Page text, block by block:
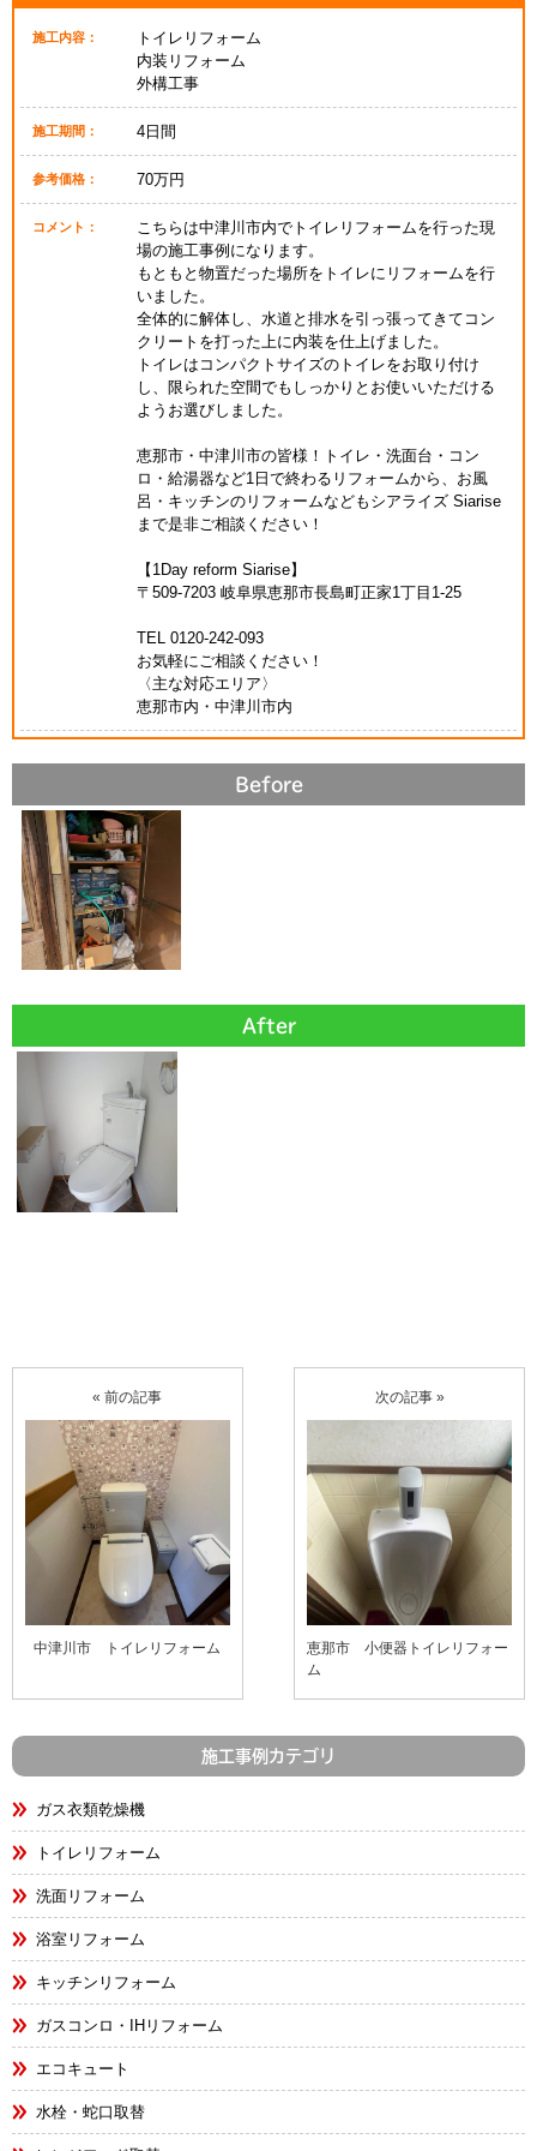
施工内容：
トイレリフォーム
内装リフォーム
外構工事
施工期間： 4日間
参考価格： 70万円
コメント：
こちらは中津川市内でトイレリフォームを行った現
場の施工事例になります。
もともと物置だった場所をトイレにリフォームを行
いました。
全体的に解体し、水道と排水を引っ張ってきてコン
クリートを打った上に内装を仕上げました。
トイレはコンパクトサイズのトイレをお取り付け
し、限られた空間でもしっかりとお使いいただける
ようお選びしました。
恵那市・中津川市の皆様！トイレ・洗面台・コン
ロ・給湯器など1日で終わるリフォームから、お風
呂・キッチンのリフォームなどもシアライズ Siarise
まで是非ご相談ください！
【1Day reform Siarise】
〒509-7203 岐阜県恵那市長島町正家1丁目1-25
TEL 0120-242-093
お気軽にご相談ください！
〈主な対応エリア〉
恵那市内・中津川市内
Before
After
« 前の記事
中津川市 トイレリフォーム
次の記事 »
恵那市 小便器トイレリフォー
ム
施工事例カテゴリ
ガス衣類乾燥機
トイレリフォーム
洗面リフォーム
浴室リフォーム
キッチンリフォーム
ガスコンロ・IHリフォーム
エコキュート
水栓・蛇口取替